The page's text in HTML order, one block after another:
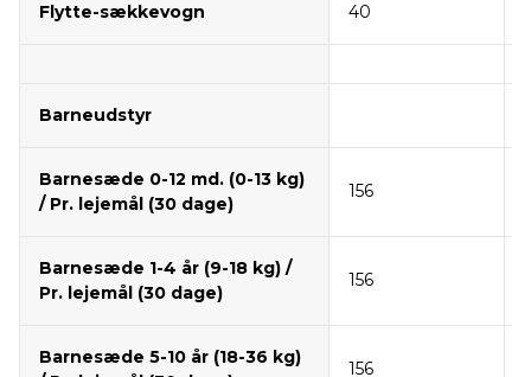
Flytte-sækkevogn 40
Barneudstyr
Barnesæde 0-12 md. (0-13 kg)
/ Pr. lejemål (30 dage)
156
Barnesæde 1-4 år (9-18 kg) /
Pr. lejemål (30 dage)
156
Barnesæde 5-10 år (18-36 kg)
156